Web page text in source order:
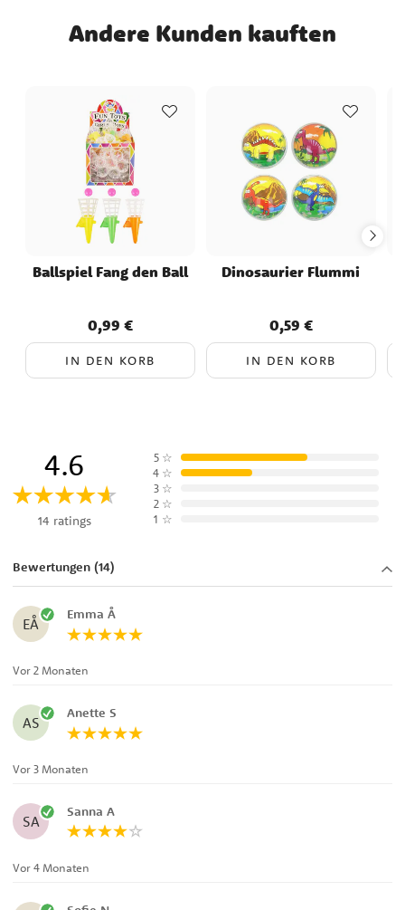
Traktor & Bauernhof
PJ Masks Geburtstag
Gaming Party
Benjamin Blümchen
Sommerparty
Monster Truck
Andere Kunden kauften
Ballspiel Fang den Ball
Preis:0,99 €
0,99 €
IN DEN KORB
Dinosaurier Flummi
Preis:0,59 €
0,59 €
IN DEN KORB
4.6
14 ratings
5 ☆
4 ☆
3 ☆
2 ☆
1 ☆
Bewertungen (14)
EÅ
Emma Å
Vor 2 Monaten
AS
Anette S
Vor 3 Monaten
SA
Sanna A
Vor 4 Monaten